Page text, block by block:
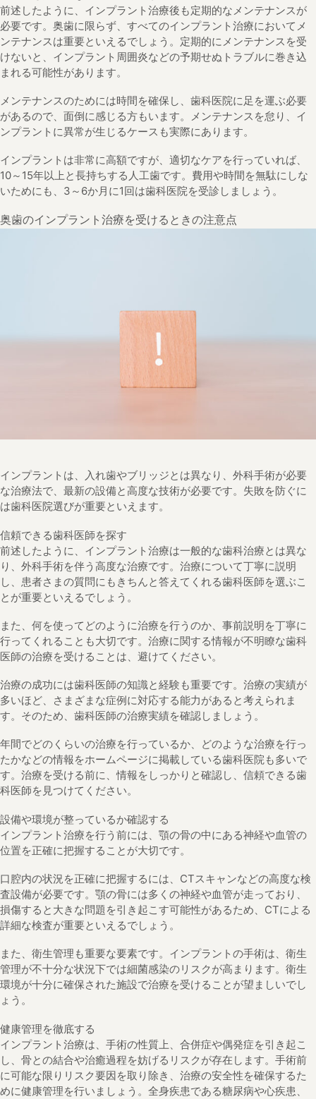
前述したように、インプラント治療後も定期的なメンテナンスが
必要です。奥歯に限らず、すべてのインプラント治療においてメ
ンテナンスは重要といえるでしょう。定期的にメンテナンスを受
けないと、インプラント周囲炎などの予期せぬトラブルに巻き込
まれる可能性があります。
メンテナンスのためには時間を確保し、歯科医院に足を運ぶ必要
があるので、面倒に感じる方もいます。メンテナンスを怠り、イ
ンプラントに異常が生じるケースも実際にあります。
インプラントは非常に高額ですが、適切なケアを行っていれば、
10～15年以上と長持ちする人工歯です。費用や時間を無駄にしな
いためにも、3～6か月に1回は歯科医院を受診しましょう。
奥歯のインプラント治療を受けるときの注意点
インプラントは、入れ歯やブリッジとは異なり、外科手術が必要
な治療法で、最新の設備と高度な技術が必要です。失敗を防ぐに
は歯科医院選びが重要といえます。
信頼できる歯科医師を探す
前述したように、インプラント治療は一般的な歯科治療とは異な
り、外科手術を伴う高度な治療です。治療について丁寧に説明
し、患者さまの質問にもきちんと答えてくれる歯科医師を選ぶこ
とが重要といえるでしょう。
また、何を使ってどのように治療を行うのか、事前説明を丁寧に
行ってくれることも大切です。治療に関する情報が不明瞭な歯科
医師の治療を受けることは、避けてください。
治療の成功には歯科医師の知識と経験も重要です。治療の実績が
多いほど、さまざまな症例に対応する能力があると考えられま
す。そのため、歯科医師の治療実績を確認しましょう。
年間でどのくらいの治療を行っているか、どのような治療を行っ
たかなどの情報をホームページに掲載している歯科医院も多いで
す。治療を受ける前に、情報をしっかりと確認し、信頼できる歯
科医師を見つけてください。
設備や環境が整っているか確認する
インプラント治療を行う前には、顎の骨の中にある神経や血管の
位置を正確に把握することが大切です。
口腔内の状況を正確に把握するには、CTスキャンなどの高度な検
査設備が必要です。顎の骨には多くの神経や血管が走っており、
損傷すると大きな問題を引き起こす可能性があるため、CTによる
詳細な検査が重要といえるでしょう。
また、衛生管理も重要な要素です。インプラントの手術は、衛生
管理が不十分な状況下では細菌感染のリスクが高まります。衛生
環境が十分に確保された施設で治療を受けることが望ましいでし
ょう。
健康管理を徹底する
インプラント治療は、手術の性質上、合併症や偶発症を引き起こ
し、骨との結合や治癒過程を妨げるリスクが存在します。手術前
に可能な限りリスク要因を取り除き、治療の安全性を確保するた
めに健康管理を行いましょう。全身疾患である糖尿病や心疾患、